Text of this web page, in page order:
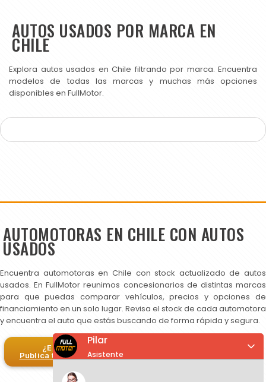
AUTOS USADOS POR MARCA EN
CHILE
Explora autos usados en Chile filtrando por marca. Encuentra
modelos de todas las marcas y muchas más opciones
disponibles en FullMotor.
AUTOMOTORAS EN CHILE CON AUTOS
USADOS
Encuentra automotoras en Chile con stock actualizado de autos
usados. En FullMotor reunimos concesionarios de distintas marcas
para que puedas comparar vehículos, precios y opciones de
financiamiento en un solo lugar. Revisa el stock de cada automotora
y encuentra el auto que estás buscando de forma rápida y segura.
¿Eres automotora?
Publica tus autos en FullMotor
Pilar
Asistente